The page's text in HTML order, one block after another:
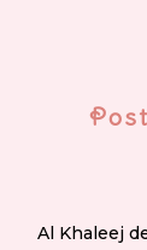
Al Khaleej